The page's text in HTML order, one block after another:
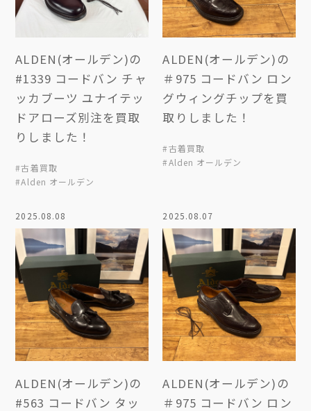
ALDEN(オールデン)の
#1339 コードバン チャ
ッカブーツ ユナイテッ
ドアローズ別注を買取
りしました！
#古着買取
#Alden オールデン
ALDEN(オールデン)の
＃975 コードバン ロン
グウィングチップを買
取りしました！
#古着買取
#Alden オールデン
2025.08.08
ALDEN(オールデン)の
#563 コードバン タッ
2025.08.07
ALDEN(オールデン)の
＃975 コードバン ロン